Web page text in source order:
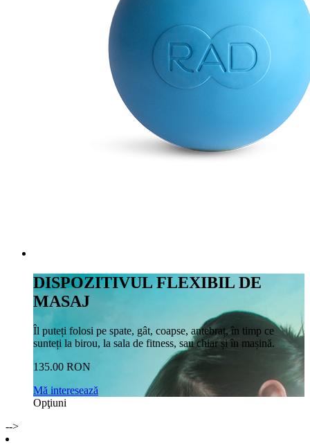
DISPOZITIVUL FLEXIBIL DE
MASAJ
Îl puteți folosi pe spate, gât, coapse, antebraț, în timp ce
sunteți la birou, la sala de fitness, sau chiar și în mașină.
135.00 RON
Mă interesează
Opţiuni
-->